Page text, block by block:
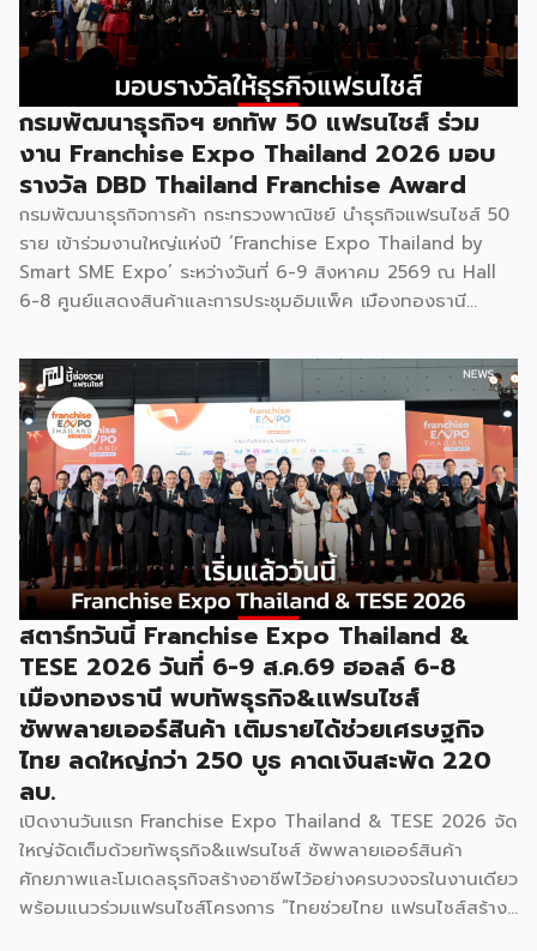
กรมพัฒนาธุรกิจฯ ยกทัพ 50 แฟรนไชส์ ร่วม
งาน Franchise Expo Thailand 2026 มอบ
รางวัล DBD Thailand Franchise Award
กรมพัฒนาธุรกิจการค้า กระทรวงพาณิชย์ นำธุรกิจแฟรนไชส์ 50
ราย เข้าร่วมงานใหญ่แห่งปี ‘Franchise Expo Thailand by
Smart SME Expo’ ระหว่างวันที่ 6-9 สิงหาคม 2569 ณ Hall
6-8 ศูนย์แสดงสินค้าและการประชุมอิมแพ็ค เมืองทองธานี
2026 ให้แก่ผู้ประกอบธุรกิจแฟรนไชส์ที่อยู่ในการส่งเสริมสนับสนุน
ของกรมฯ นายพูนพงษ์ นัยนาภากรณ์ อธิบดีกรมพัฒนาธุรกิจ
การค้า กระทรวงพาณิชย์ เปิดเผยภายหลังเป็นประธานเปิดงาน
“งานแฟรนไชส์ เอ็กซ์โป ไทยแลนด์ บาย สมาร์ท เอสเอ็มอี เอ็กซ์
โป (Franchise Expo Thailand by Smart SME Expo)” ซึ่ง
เป็นงานแสดงธุรกิจแฟรนไชส์ชั้นนำที่จัดขึ้นโดย บริษัท พีเอ็มจี
คอร์ปอเรชัน จำกัด เพื่อยกระดับศักยภาพของผู้ประกอบการและ
เจ้าของธุรกิจที่ต้องการขยายกิจการผ่านระบบแฟรนไชส์ […]
สตาร์ทวันนี้ Franchise Expo Thailand &
TESE 2026 วันที่ 6-9 ส.ค.69 ฮอลล์ 6-8
เมืองทองธานี พบทัพธุรกิจ&แฟรนไชส์
ซัพพลายเออร์สินค้า เติมรายได้ช่วยเศรษฐกิจ
ไทย ลดใหญ่กว่า 250 บูธ คาดเงินสะพัด 220
ลบ.
เปิดงานวันแรก Franchise Expo Thailand & TESE 2026 จัด
ใหญ่จัดเต็มด้วยทัพธุรกิจ&แฟรนไชส์ ซัพพลายเออร์สินค้า
ศักยภาพและโมเดลธุรกิจสร้างอาชีพไว้อย่างครบวงจรในงานเดียว
พร้อมแนวร่วมแฟรนไชส์โครงการ “ไทยช่วยไทย แฟรนไชส์สร้าง